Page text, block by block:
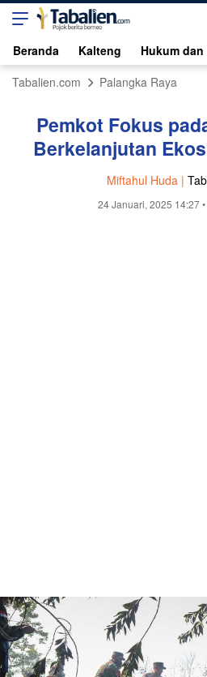
Beranda Kalteng Hukum
Tabalien.com
Palangka Raya
Pemkot Fokus
Berkelanjutan
Miftahul Huda |
24 Januari, 2025 14:27